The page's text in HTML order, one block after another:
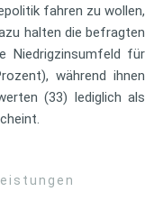
fahren zu wollen,
halten die befragten
Niedrigzinsumfeld für
während ihnen
(33) lediglich als